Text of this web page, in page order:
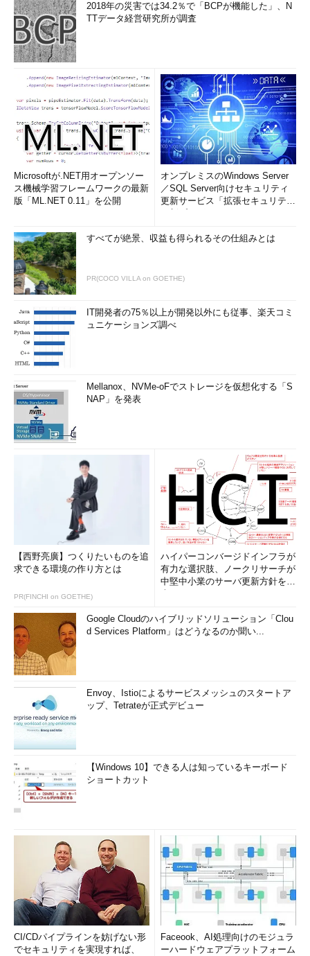
2018年の災害では34.2％で「BCPが機能した」、N
TTデータ経営研究所が調査
Microsoftが.NET用オープンソー
ス機械学習フレームワークの最新
版「ML.NET 0.11」を公開
オンプレミスのWindows Server
／SQL Server向けセキュリティ
更新サービス「拡張セキュリティ
すべてが絶景、収益も得られるその仕組みとは
PR(COCO VILLA on GOETHE)
IT開発者の75％以上が開発以外にも従事、楽天コミ
ュニケーションズ調べ
Mellanox、NVMe-oFでストレージを仮想化する「S
NAP」を発表
【西野亮廣】つくりたいものを追
求できる環境の作り方とは
PR(FINCHI on GOETHE)
ハイパーコンバージドインフラが
有力な選択肢、ノークリサーチが
中堅中小業のサーバ更新方針を調
Google Cloudのハイブリッドソリューション「Clou
d Services Platform」はどうなるのか聞い...
Envoy、Istioによるサービスメッシュのスタートア
ップ、Tetrateが正式デビュー
【Windows 10】できる人は知っているキーボード
ショートカット
CI/CDパイプラインを妨げない形
でセキュリティを実現すれば、
Faceook、AI処理向けのモジュラ
ーハードウェアプラットフォーム